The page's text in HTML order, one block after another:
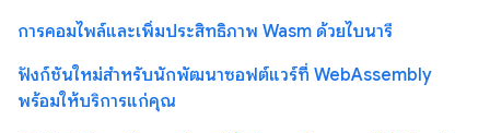
การคอมไพล์และเพิ่มประสิทธิภาพ Wasm ด้วยไบนารี
ฟังก์ชันใหม่สำหรับนักพัฒนาซอฟต์แวร์ที่ WebAssembly
พร้อมให้บริการแก่คุณ